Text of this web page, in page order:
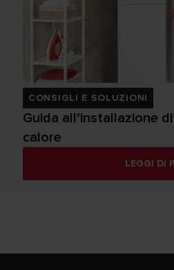
CONSIGLI E SOLUZIONI
Guida all’installazione
calore
LEGGI DI